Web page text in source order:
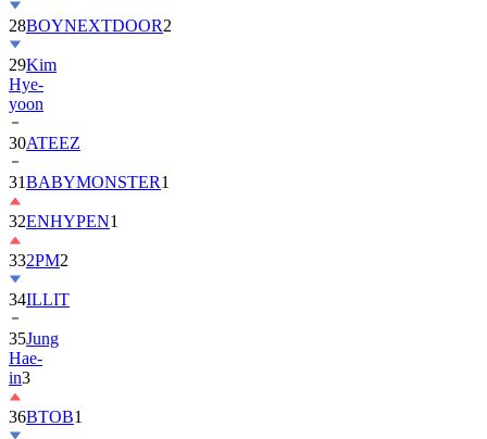
28BOYNEXTDOOR2
29Kim
Hye-
yoon
30ATEEZ
31BABYMONSTER1
32ENHYPEN1
332PM2
34ILLIT
35Jung
Hae-
in3
36BTOB1